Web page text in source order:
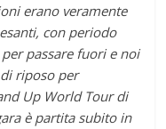
erano veramente
con periodo
passare fuori e noi
riposo per
Up World Tour di
è partita subito in